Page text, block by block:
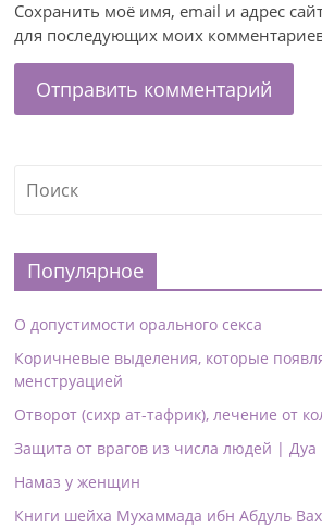
Сохранить моё имя, email и адрес
для последующих моих
Популярное
О допустимости орального секса
Коричневые выделения, которые
менструацией
Отворот (сихр ат-тафрик), лечение от
Защита от врагов из числа людей |
Намаз у женщин
Книги шейха Мухаммада ибн Абдуль